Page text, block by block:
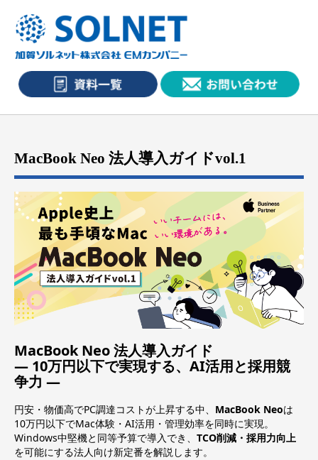
MacBook Neo 法人導入ガイドvol.1
MacBook Neo 法人導入ガイド
― 10万円以下で実現する、AI活用と採用競
争力 ―
円安・物価高でPC調達コストが上昇する中、 MacBook Neoは
10万円以下でMac体験・AI活用・管理効率を同時に実現。
Windows中堅機と同等予算で導入でき、 TCO削減・採用力向上
を可能にする法人向け新定番を解説します。